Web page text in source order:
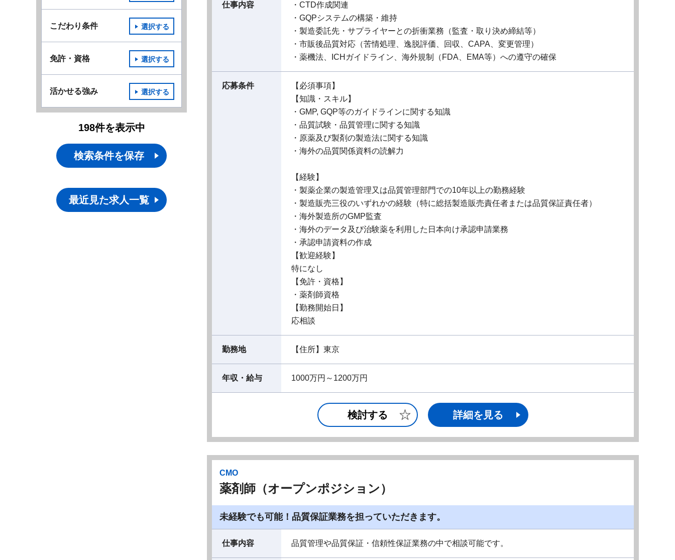
仕事内容
・CTD作成関連
・GQPシステムの構築・維持
・製造委託先・サプライヤーとの折衝業務（監査・取り決め締結等）
・市販後品質対応（苦情処理、逸脱評価、回収、CAPA、変更管理）
・薬機法、ICHガイドライン、海外規制（FDA、EMA等）への遵守の確保
応募条件
【必須事項】
【知識・スキル】
・GMP, GQP等のガイドラインに関する知識
・品質試験・品質管理に関する知識
・原薬及び製剤の製造法に関する知識
・海外の品質関係資料の読解力
【経験】
・製薬企業の製造管理又は品質管理部門での10年以上の勤務経験
・製造販売三役のいずれかの経験（特に総括製造販売責任者または品質保証責任者）
・海外製造所のGMP監査
・海外のデータ及び治験薬を利用した日本向け承認申請業務
・承認申請資料の作成
【歓迎経験】
特になし
【免許・資格】
・薬剤師資格
【勤務開始日】
応相談
勤務地 【住所】東京
年収・給与 1000万円～1200万円
検討する 詳細を見る
CMO
薬剤師（オープンポジション）
未経験でも可能！品質保証業務を担っていただきます。
仕事内容 品質管理や品質保証・信頼性保証業務の中で相談可能です。
こだわり条件 選択する
免許・資格 選択する
活かせる強み 選択する
198件を表示中
検索条件を保存
最近見た求人一覧